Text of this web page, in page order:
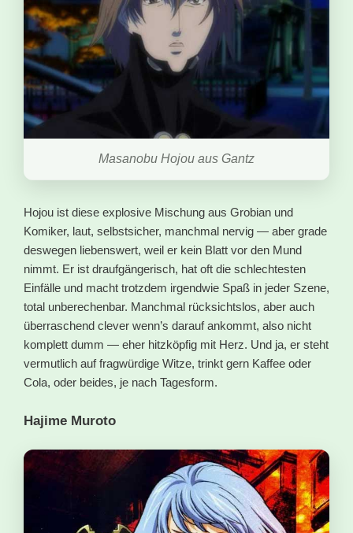
Masanobu Hojou aus Gantz
Hojou ist diese explosive Mischung aus Grobian und
Komiker, laut, selbstsicher, manchmal nervig — aber grade
deswegen liebenswert, weil er kein Blatt vor den Mund
nimmt. Er ist draufgängerisch, hat oft die schlechtesten
Einfälle und macht trotzdem irgendwie Spaß in jeder Szene,
total unberechenbar. Manchmal rücksichtslos, aber auch
überraschend clever wenn’s darauf ankommt, also nicht
komplett dumm — eher hitzköpfig mit Herz. Und ja, er steht
vermutlich auf fragwürdige Witze, trinkt gern Kaffee oder
Cola, oder beides, je nach Tagesform.
Hajime Muroto